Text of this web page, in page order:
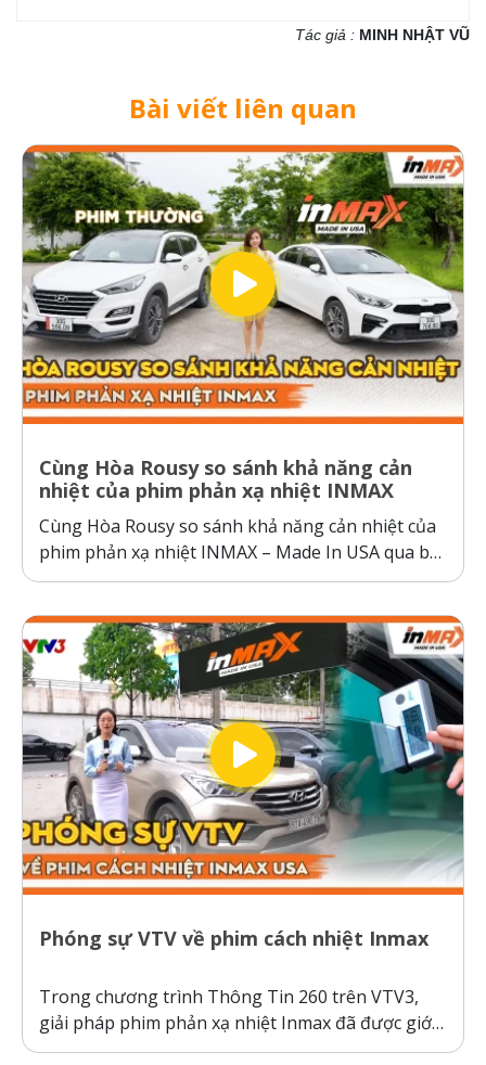
Tác giả : MINH NHẬT VŨ
Bài viết liên quan
Cùng Hòa Rousy so sánh khả năng cản
nhiệt của phim phản xạ nhiệt INMAX
Cùng Hòa Rousy so sánh khả năng cản nhiệt của
phim phản xạ nhiệt INMAX – Made In USA qua bài
kiểm tra so sánh trực diện đầy thuyết phục.
thường hoạt động theo cơ chế giữ nhiệt trên
kính,...
Phóng sự VTV về phim cách nhiệt Inmax
Trong chương trình Thông Tin 260 trên VTV3,
giải pháp phim phản xạ nhiệt Inmax đã được giới
thiệu như một bước tiến công nghệ giúp bảo vệ ô